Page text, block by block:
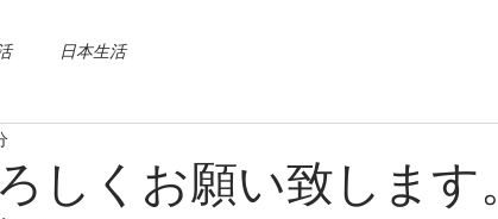
日本生活
しくお願い致します。